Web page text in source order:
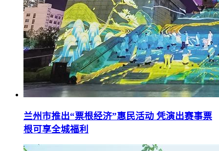
兰州市推出“票根经济”惠民活动 凭演出赛事票
根可享全城福利